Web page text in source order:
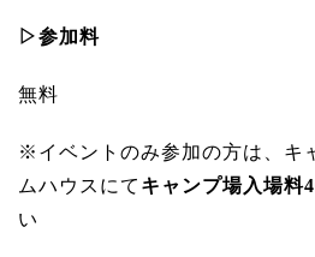
▷参加料
無料
※イベントのみ参加の方は、キ
ムハウスにて キャンプ場入場料
い